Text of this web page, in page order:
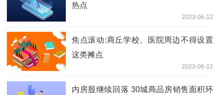
热点
2023-06-12
焦点滚动:商丘学校、医院周边不得设置
这类摊点
2023-06-12
内房股继续回落 30城商品房销售面积环